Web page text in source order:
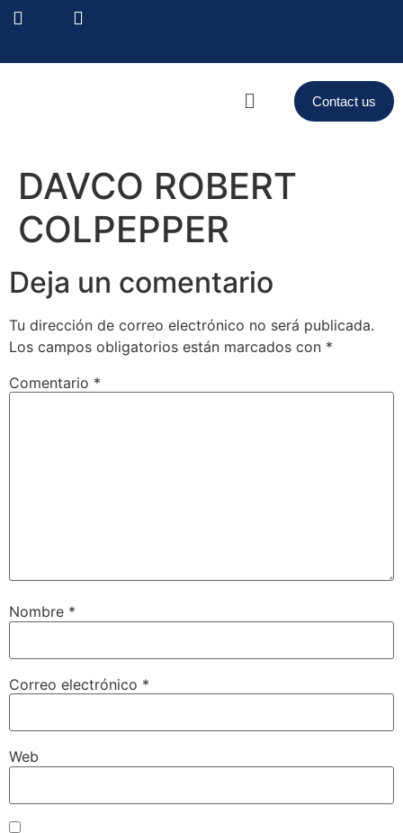
Contact us
DAVCO ROBERT
COLPEPPER
Deja un comentario
Tu dirección de correo electrónico no será publicada.
Los campos obligatorios están marcados con *
Comentario *
Nombre *
Correo electrónico *
Web